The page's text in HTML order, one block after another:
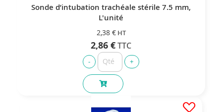
Sonde d’intubation trachéale stérile 7.5 mm,
L'unité
2,38 €
2,86 €